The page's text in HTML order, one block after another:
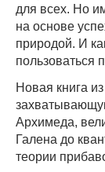
для всех. Но
на основе
природой. И
пользоваться
Новая книга
Архимеда,
Галена до
теории